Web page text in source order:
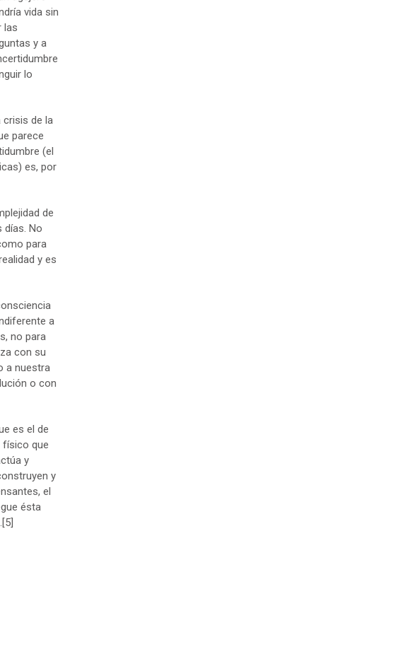
vida sin
las
y a
lo
crisis de la
parece
(el
es, por
de
días. No
para
y es
a
no para
con su
a nuestra
o con
es el de
físico que
y
y
el
ésta
[5]